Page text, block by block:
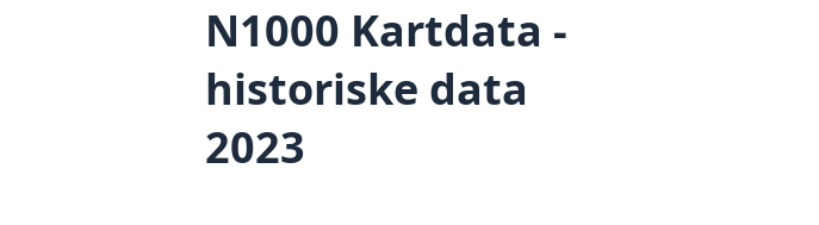
N1000 Kartdata -
historiske data
2023